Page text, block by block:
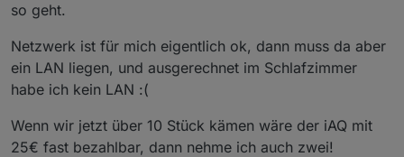
so geht.
Netzwerk ist für mich eigentlich ok, dann muss da aber
ein LAN liegen, und ausgerechnet im Schlafzimmer
habe ich kein LAN :(
Wenn wir jetzt über 10 Stück kämen wäre der iAQ mit
25€ fast bezahlbar, dann nehme ich auch zwei!